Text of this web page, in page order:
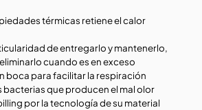
térmicas retiene el calor
de entregarlo y mantenerlo,
cuando es en exceso
boca para facilitar la respiración
bacterias que producen el mal olor
por la tecnología de su material